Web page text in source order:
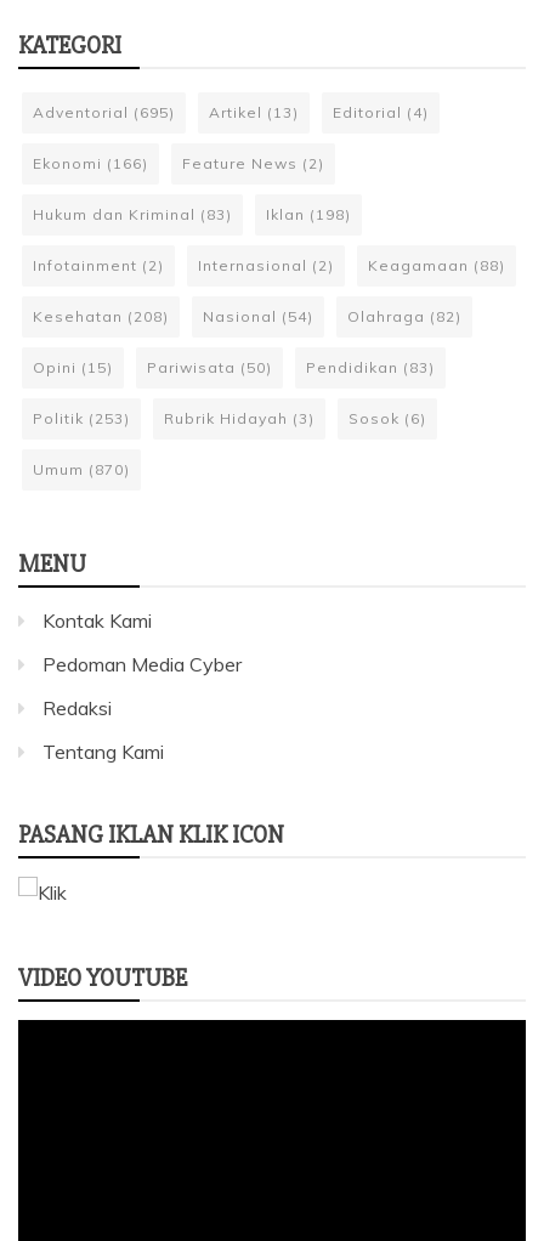
KATEGORI
Adventorial (695) Artikel (13) Editorial (4)
Ekonomi (166) Feature News (2)
Hukum dan Kriminal (83) Iklan (198)
Infotainment (2) Internasional (2) Keagamaan (88)
Kesehatan (208) Nasional (54) Olahraga (82)
Opini (15) Pariwisata (50) Pendidikan (83)
Politik (253) Rubrik Hidayah (3) Sosok (6)
Umum (870)
MENU
Kontak Kami
Pedoman Media Cyber
Redaksi
Tentang Kami
PASANG IKLAN KLIK ICON
VIDEO YOUTUBE